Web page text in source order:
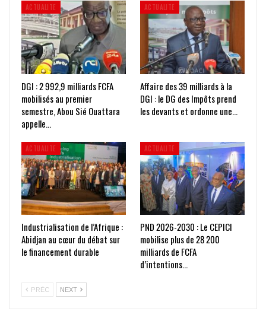
ACTUALITE
DGI : 2 992,9 milliards FCFA
mobilisés au premier
semestre, Abou Sié Ouattara
appelle…
ACTUALITE
Affaire des 39 milliards à la
DGI : le DG des Impôts prend
les devants et ordonne une…
ACTUALITE
Industrialisation de l’Afrique :
Abidjan au cœur du débat sur
le financement durable
ACTUALITE
PND 2026-2030 : Le CEPICI
mobilise plus de 28 200
milliards de FCFA
d’intentions…
PRÉC NEXT